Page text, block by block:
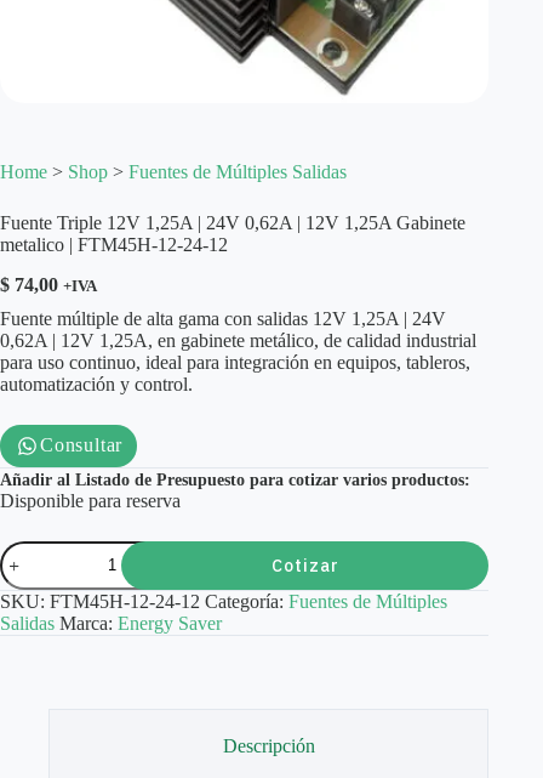
Home > Shop > Fuentes de Múltiples Salidas
Fuente Triple 12V 1,25A | 24V 0,62A | 12V 1,25A Gabinete
metalico | FTM45H-12-24-12
$ 74,00 +IVA
Fuente múltiple de alta gama con salidas 12V 1,25A | 24V
0,62A | 12V 1,25A, en gabinete metálico, de calidad industrial
para uso continuo, ideal para integración en equipos, tableros,
automatización y control.
Consultar
Añadir al Listado de Presupuesto para cotizar varios productos:
Disponible para reserva
Fuente
Triple
12V
1,25A
|
Cotizar
SKU: FTM45H-12-24-12 Categoría: Fuentes de Múltiples
Salidas Marca: Energy Saver
Descripción